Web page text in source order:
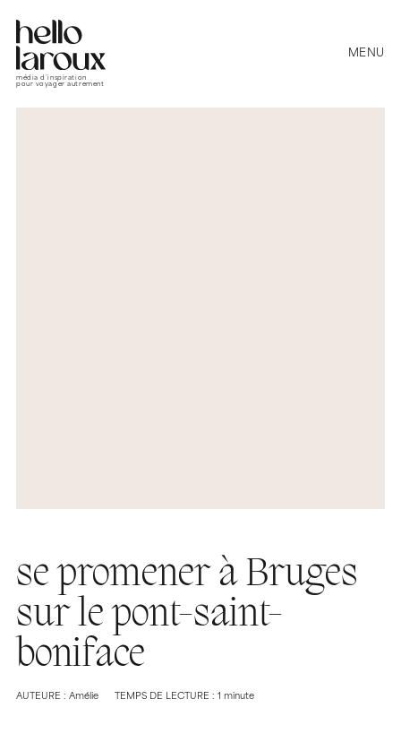
média d’inspiration
pour voyager autrement
MENU
se promener à Bruges
sur le pont-saint-
boniface
AUTEURE : Amélie TEMPS DE LECTURE : 1 minute